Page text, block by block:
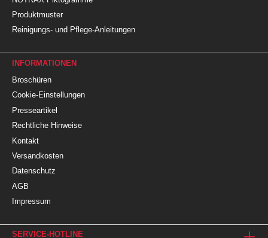
Produktmuster
Reinigungs- und Pflege-Anleitungen
INFORMATIONEN
Broschüren
Cookie-Einstellungen
Presseartikel
Rechtliche Hinweise
Kontakt
Versandkosten
Datenschutz
AGB
Impressum
SERVICE-HOTLINE